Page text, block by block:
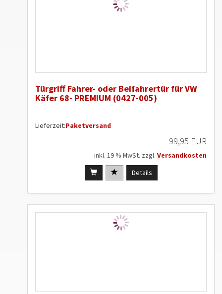
Türgriff Fahrer- oder Beifahrertür für VW
Käfer 68- PREMIUM (0427-005)
Lieferzeit:Paketversand
99,95 EUR
inkl. 19 % MwSt. zzgl. Versandkosten
Details